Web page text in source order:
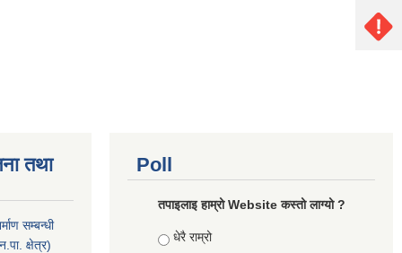
तथा
सम्बन्धी
क्षेत्र)
Poll
तपाइलाइ हाम्रो Website कस्तो लाग्यो ?
Choices
धेरै राम्रो